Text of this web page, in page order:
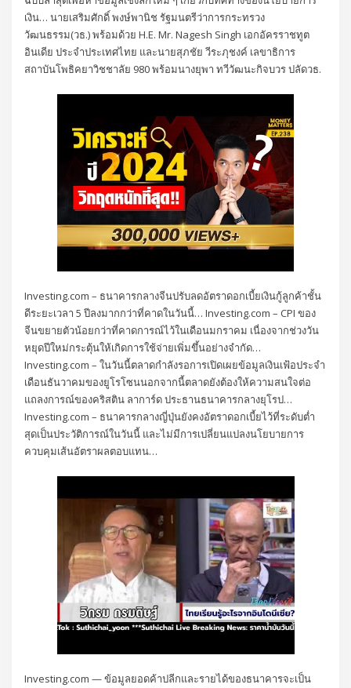
เงิน… นายเสริมศักดิ์ พงษ์พานิช รัฐมนตรีว่าการกระทรวง
วัฒนธรรม(วธ.) พร้อมด้วย H.E. Mr. Nagesh Singh เอกอัครราชทูต
อินเดีย ประจำประเทศไทย และนายสุภชัย วีระภุชงค์ เลขาธิการ
สถาบันโพธิคยาวิชชาลัย 980 พร้อมนางยุพา ทวีวัฒนะกิจบวร ปลัดวธ.
Investing.com – ธนาคารกลางจีนปรับลดอัตราดอกเบี้ยเงินกู้ลูกค้าชั้น
ดีระยะเวลา 5 ปีลงมากกว่าที่คาดในวันนี้… Investing.com – CPI ของ
จีนขยายตัวน้อยกว่าที่คาดการณ์ไว้ในเดือนมกราคม เนื่องจากช่วงวัน
หยุดปีใหม่กระตุ้นให้เกิดการใช้จ่ายเพิ่มขึ้นอย่างจำกัด…
Investing.com – ในวันนี้ตลาดกำลังรอการเปิดเผยข้อมูลเงินเฟ้อประจำ
เดือนธันวาคมของยูโรโซนนอกจากนี้ตลาดยังต้องให้ความสนใจต่อ
แถลงการณ์ของคริสติน ลาการ์ด ประธานธนาคารกลางยุโรป…
Investing.com – ธนาคารกลางญี่ปุ่นยังคงอัตราดอกเบี้ยไว้ที่ระดับต่ำ
สุดเป็นประวัติการณ์ในวันนี้ และไม่มีการเปลี่ยนแปลงนโยบายการ
ควบคุมเส้นอัตราผลตอบแทน…
Investing.com — ข้อมูลยอดค้าปลีกและรายได้ของธนาคารจะเป็น